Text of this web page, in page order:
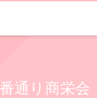
通り商栄会